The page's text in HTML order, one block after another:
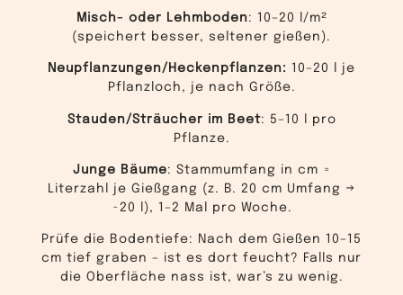
Misch- oder Lehmboden: 10–20 l/m²
(speichert besser, seltener gießen).
Neupflanzungen/Heckenpflanzen: 10–20 l je
Pflanzloch, je nach Größe.
Stauden/Sträucher im Beet: 5–10 l pro
Pflanze.
Junge Bäume: Stammumfang in cm ≈
Literzahl je Gießgang (z. B. 20 cm Umfang →
~20 l), 1–2 Mal pro Woche.
Prüfe die Bodentiefe: Nach dem Gießen 10–15
cm tief graben – ist es dort feucht? Falls nur
die Oberfläche nass ist, war’s zu wenig.